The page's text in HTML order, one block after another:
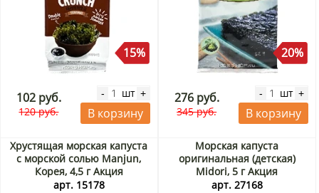
15%
102 руб.
120 руб.
- шт +
В корзину
20%
276 руб.
345 руб.
- шт +
В корзину
Хрустящая морская капуста
с морской солью Manjun,
Корея, 4,5 г Акция
арт. 15178
Морская капуста
оригинальная (детская)
Midori, 5 г Акция
арт. 27168